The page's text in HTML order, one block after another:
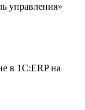
управления»
в 1C:ERP на